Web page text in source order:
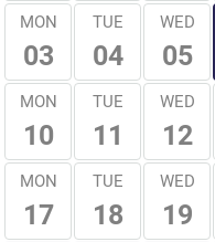
MON
03
TUE
04
WED
05
MON
10
TUE
11
WED
12
MON
17
TUE
18
WED
19